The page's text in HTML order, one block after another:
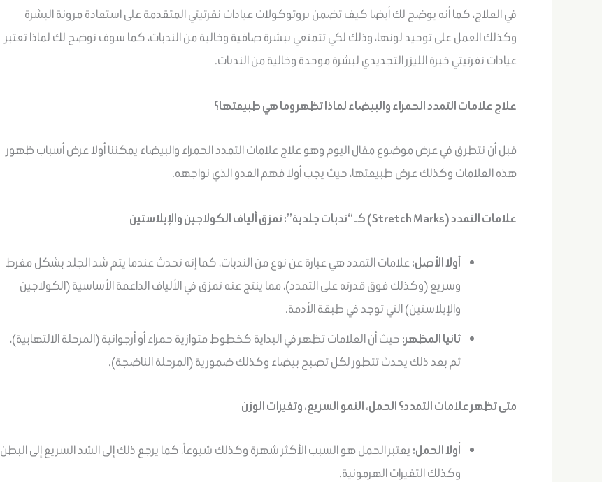
في العلاج، كما أنه يوضح لك أيضا كيف تضمن بروتوكولات عيادات نفرتيتي المتقدمة على استعادة مرونة البشرة
وكذلك العمل على توحيد لونها، وذلك لكي تتمتعي ببشرة صافية وخالية من الندبات، كما سوف نوضح لك لماذا تعتبر
عيادات نفرتيتي خبرة الليزر التجديدي لبشرة موحدة وخالية من الندبات.
علاج علامات التمدد الحمراء والبيضاء لماذا تظهر وما هي طبيعتها؟
قبل أن نتطرق في عرض موضوع مقال اليوم وهو علاج علامات التمدد الحمراء والبيضاء يمكننا أولا عرض أسباب ظهور
هذه العلامات وكذلك عرض طبيعتها، حيث يجب أولا فهم العدو الذي نواجهه.
علامات التمدد (Stretch Marks) كـ “ندبات جلدية”: تمزق ألياف الكولاجين والإيلاستين
أولا الأصل:علامات التمدد هي عبارة عن نوع من الندبات، كما إنه تحدث عندما يتم شد الجلد بشكل مفرط
وسريع (وكذلك فوق قدرته على التمدد)، مما ينتج عنه تمزق في الألياف الداعمة الأساسية (الكولاجين
والإيلاستين) التي توجد في طبقة الأدمة.
ثانيا المظهر: حيث أن العلامات تظهر في البداية كخطوط متوازية حمراء أو أرجوانية (المرحلة الالتهابية)،
ثم بعد ذلك يحدث تتطور لكل تصبح بيضاء وكذلك ضمورية (المرحلة الناضجة).
متى تظهر علامات التمدد؟ الحمل، النمو السريع، وتغيرات الوزن
أولا الحمل: يعتبر الحمل هو السبب الأكثر شهرة وكذلك شيوعاً، كما يرجع ذلك إلى الشد السريع إلى البطن
وكذلك التغيرات الهرمونية.